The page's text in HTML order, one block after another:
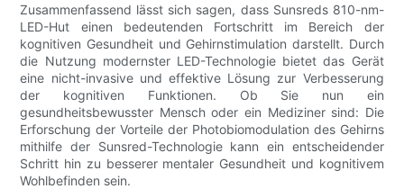
Zusammenfassend lässt sich sagen, dass Sunsreds 810-nm-
LED-Hut einen bedeutenden Fortschritt im Bereich der
kognitiven Gesundheit und Gehirnstimulation darstellt. Durch
die Nutzung modernster LED-Technologie bietet das Gerät
eine nicht-invasive und effektive Lösung zur Verbesserung
der kognitiven Funktionen. Ob Sie nun ein
gesundheitsbewusster Mensch oder ein Mediziner sind: Die
Erforschung der Vorteile der Photobiomodulation des Gehirns
mithilfe der Sunsred-Technologie kann ein entscheidender
Schritt hin zu besserer mentaler Gesundheit und kognitivem
Wohlbefinden sein.